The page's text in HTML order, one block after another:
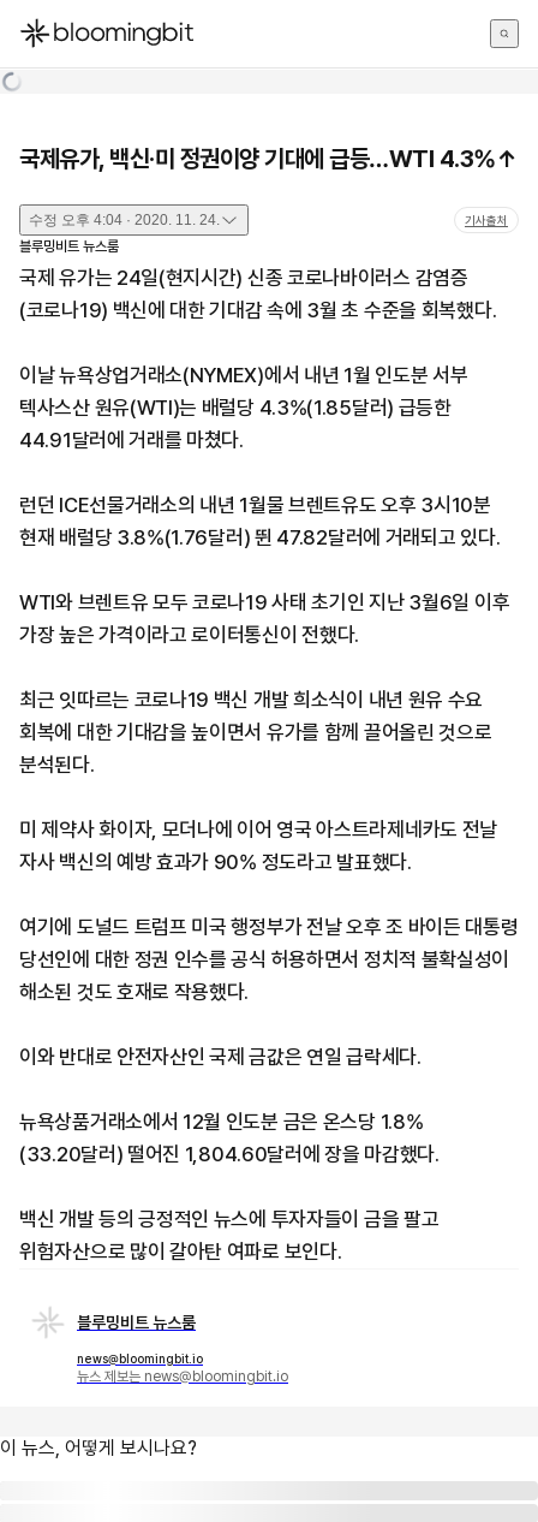
한국어
국제유가, 백신·미 정권이양 기대에 급등…WTI 4.3%↑
수정 오후 4:04 · 2020. 11. 24. 기사출처
블루밍비트 뉴스룸
국제 유가는 24일(현지시간) 신종 코로나바이러스 감염증
(코로나19) 백신에 대한 기대감 속에 3월 초 수준을 회복했다.
이날 뉴욕상업거래소(NYMEX)에서 내년 1월 인도분 서부
텍사스산 원유(WTI)는 배럴당 4.3%(1.85달러) 급등한
44.91달러에 거래를 마쳤다.
런던 ICE선물거래소의 내년 1월물 브렌트유도 오후 3시10분
현재 배럴당 3.8%(1.76달러) 뛴 47.82달러에 거래되고 있다.
WTI와 브렌트유 모두 코로나19 사태 초기인 지난 3월6일 이후
가장 높은 가격이라고 로이터통신이 전했다.
최근 잇따르는 코로나19 백신 개발 희소식이 내년 원유 수요
회복에 대한 기대감을 높이면서 유가를 함께 끌어올린 것으로
분석된다.
미 제약사 화이자, 모더나에 이어 영국 아스트라제네카도 전날
자사 백신의 예방 효과가 90% 정도라고 발표했다.
여기에 도널드 트럼프 미국 행정부가 전날 오후 조 바이든 대통령
당선인에 대한 정권 인수를 공식 허용하면서 정치적 불확실성이
해소된 것도 호재로 작용했다.
이와 반대로 안전자산인 국제 금값은 연일 급락세다.
뉴욕상품거래소에서 12월 인도분 금은 온스당 1.8%
(33.20달러) 떨어진 1,804.60달러에 장을 마감했다.
백신 개발 등의 긍정적인 뉴스에 투자자들이 금을 팔고
위험자산으로 많이 갈아탄 여파로 보인다.
블루밍비트 뉴스룸
news@bloomingbit.io
뉴스 제보는 news@bloomingbit.io
이 뉴스, 어떻게 보시나요?